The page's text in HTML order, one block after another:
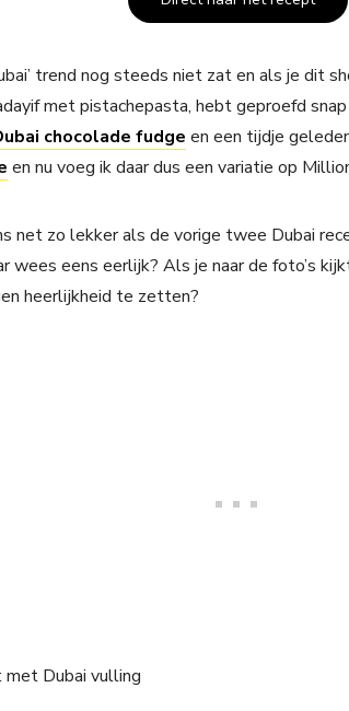
trend nog steeds niet zat en als je dit
met pistachepasta, hebt geproefd
chocolade fudge en een tijdje
en nu voeg ik daar dus een variatie op
net zo lekker als de vorige twee Dubai
wees eens eerlijk? Als je naar de foto’s
heerlijkheid te zetten?